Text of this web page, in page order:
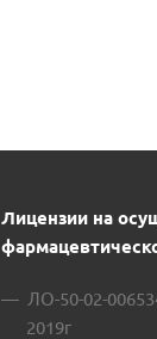
Лицензии на
ЛО-50-02-
2019г